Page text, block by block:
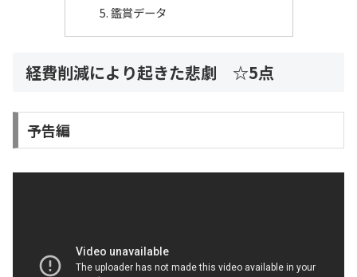
鑑賞データ
経費削減により起きた悲劇 ☆5点
予告編